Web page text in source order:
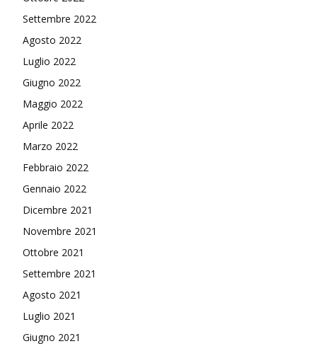
Settembre 2022
Agosto 2022
Luglio 2022
Giugno 2022
Maggio 2022
Aprile 2022
Marzo 2022
Febbraio 2022
Gennaio 2022
Dicembre 2021
Novembre 2021
Ottobre 2021
Settembre 2021
Agosto 2021
Luglio 2021
Giugno 2021